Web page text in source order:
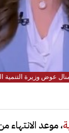
عوض وزيرة التنمية
، موعد الانتهاء